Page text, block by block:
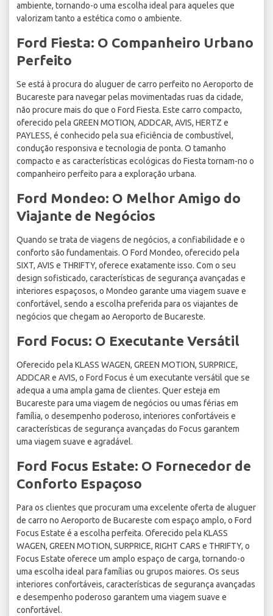
ambiente, tornando-o uma escolha ideal para aqueles que
valorizam tanto a estética como o ambiente.
Ford Fiesta: O Companheiro Urbano
Perfeito
Se está à procura do aluguer de carro perfeito no Aeroporto de
Bucareste para navegar pelas movimentadas ruas da cidade,
não procure mais do que o Ford Fiesta. Este carro compacto,
oferecido pela GREEN MOTION, ADDCAR, AVIS, HERTZ e
PAYLESS, é conhecido pela sua eficiência de combustível,
condução responsiva e tecnologia de ponta. O tamanho
compacto e as características ecológicas do Fiesta tornam-no o
companheiro perfeito para a exploração urbana.
Ford Mondeo: O Melhor Amigo do
Viajante de Negócios
Quando se trata de viagens de negócios, a confiabilidade e o
conforto são fundamentais. O Ford Mondeo, oferecido pela
SIXT, AVIS e THRIFTY, oferece exatamente isso. Com o seu
design sofisticado, características de segurança avançadas e
interiores espaçosos, o Mondeo garante uma viagem suave e
confortável, sendo a escolha preferida para os viajantes de
negócios que chegam ao Aeroporto de Bucareste.
Ford Focus: O Executante Versátil
Oferecido pela KLASS WAGEN, GREEN MOTION, SURPRICE,
ADDCAR e AVIS, o Ford Focus é um executante versátil que se
adequa a uma ampla gama de clientes. Quer esteja em
Bucareste para uma viagem de negócios ou umas férias em
família, o desempenho poderoso, interiores confortáveis e
características de segurança avançadas do Focus garantem
uma viagem suave e agradável.
Ford Focus Estate: O Fornecedor de
Conforto Espaçoso
Para os clientes que procuram uma excelente oferta de aluguer
de carro no Aeroporto de Bucareste com espaço amplo, o Ford
Focus Estate é a escolha perfeita. Oferecido pela KLASS
WAGEN, GREEN MOTION, SURPRICE, RIGHT CARS e THRIFTY, o
Focus Estate oferece um amplo espaço de carga, tornando-o
uma escolha ideal para famílias ou grupos maiores. Os seus
interiores confortáveis, características de segurança avançadas
e desempenho poderoso garantem uma viagem suave e
confortável.